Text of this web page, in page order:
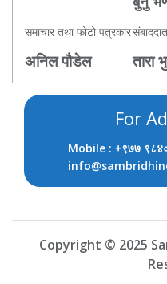
समाचार तथा फोटो पत्रकार
अनिल पौडेल तारा
For
Mobile : +९७७
Copyright © 2025